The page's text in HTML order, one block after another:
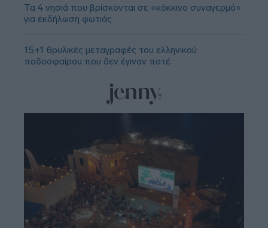
Τα 4 νησιά που βρίσκονται σε «κόκκινο συναγερμό»
για εκδήλωση φωτιάς
15+1 θρυλικές μεταγραφές του ελληνικού
ποδοσφαίρου που δεν έγιναν ποτέ